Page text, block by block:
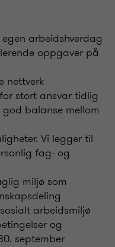
arbeidshverdag
oppgaver på
nettverk
stort ansvar tidlig
balanse mellom
Vi legger til
fag- og
miljø som
arbeidsmiljø
og
september